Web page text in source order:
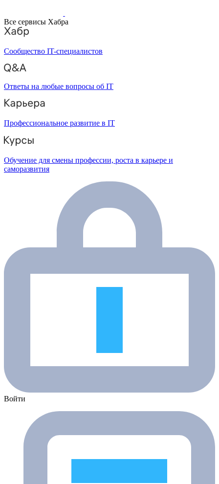
Все сервисы Хабра
Сообщество IT-специалистов
Ответы на любые вопросы об IT
Профессиональное развитие в IT
Обучение для смены профессии, роста в карьере и
саморазвития
Войти